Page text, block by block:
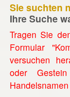
Sie suchten
Ihre Suche
Tragen Sie
Formular
versuchen
oder